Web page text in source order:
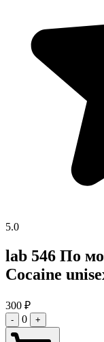
5.0
lab 546 По
Cocaine
300 ₽
- 0 +